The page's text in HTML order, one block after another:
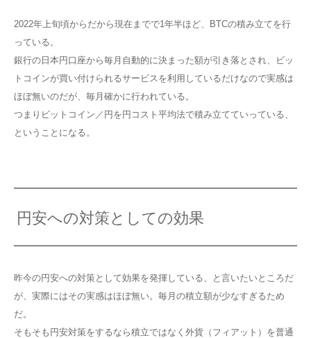
2022年上旬頃からだから現在までで1年半ほど、BTCの積み立てを行
っている。
銀行の日本円口座から毎月自動的に決まった額が引き落とされ、ビッ
トコインが買い付けられるサービスを利用しているだけなので実感は
ほぼ無いのだが、毎月確かに行われている。
つまりビットコイン／円を円コスト平均法で積み立てていっている、
ということになる。
円安への対策としての効果
昨今の円安への対策として効果を発揮している、と言いたいところだ
が、実際にはその実感はほぼ無い。毎月の積立額が少なすぎるため
だ。
そもそも円安対策をするなら積立ではなく外貨（フィアット）を普通